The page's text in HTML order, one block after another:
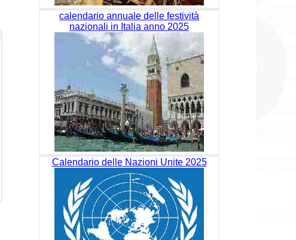
calendario annuale delle festività
nazionali in Italia anno 2025
Calendario delle Nazioni Unite 2025